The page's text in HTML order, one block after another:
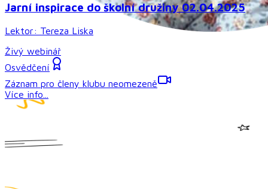
Jarní inspirace do školní družiny 02.04.2025
Lektor: Tereza Liska
Živý webinář
Osvědčení
Záznam pro členy klubu neomezeně
Více info...